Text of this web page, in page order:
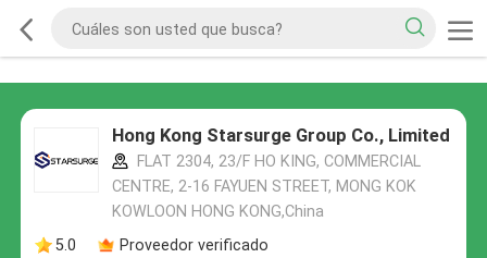
Hong Kong Starsurge Group Co., Limited
FLAT 2304, 23/F HO KING, COMMERCIAL
CENTRE, 2-16 FAYUEN STREET, MONG KOK
KOWLOON HONG KONG,China
5.0
Proveedor verificado